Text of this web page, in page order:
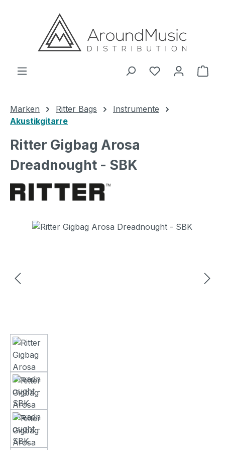
Zum Hauptinhalt springen
Marken Ritter Bags
Instrumente
Akustikgitarre
Ritter Gigbag Arosa
Dreadnought - SBK
Bildergalerie überspringen